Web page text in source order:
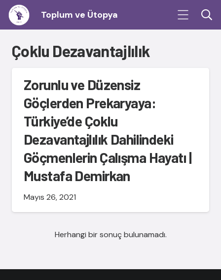
Toplum ve Ütopya
Çoklu Dezavantajlılık
Zorunlu ve Düzensiz
Göçlerden Prekaryaya:
Türkiye’de Çoklu
Dezavantajlılık Dahilindeki
Göçmenlerin Çalışma Hayatı |
Mustafa Demirkan
Mayıs 26, 2021
Herhangi bir sonuç bulunamadı.